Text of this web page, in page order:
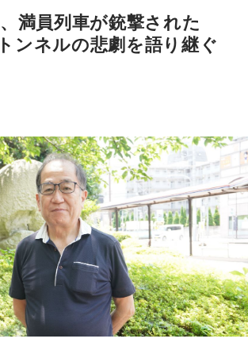
満員列車が銃撃された
ネルの悲劇を語り継ぐ